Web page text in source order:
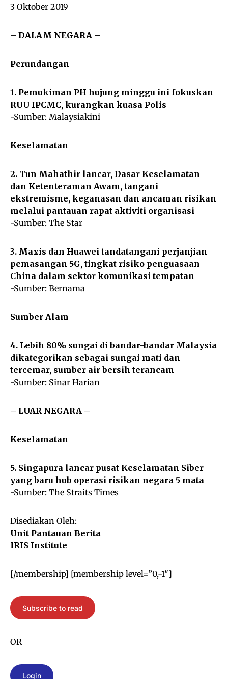
3 Oktober 2019
– DALAM NEGARA –
Perundangan
1. Pemukiman PH hujung minggu ini fokuskan
RUU IPCMC, kurangkan kuasa Polis
-Sumber: Malaysiakini
Keselamatan
2. Tun Mahathir lancar, Dasar Keselamatan
dan Ketenteraman Awam, tangani
ekstremisme, keganasan dan ancaman risikan
melalui pantauan rapat aktiviti organisasi
-Sumber: The Star
3. Maxis dan Huawei tandatangani perjanjian
pemasangan 5G, tingkat risiko penguasaan
China dalam sektor komunikasi tempatan
-Sumber: Bernama
Sumber Alam
4. Lebih 80% sungai di bandar-bandar Malaysia
dikategorikan sebagai sungai mati dan
tercemar, sumber air bersih terancam
-Sumber: Sinar Harian
– LUAR NEGARA –
Keselamatan
5. Singapura lancar pusat Keselamatan Siber
yang baru hub operasi risikan negara 5 mata
-Sumber: The Straits Times
Disediakan Oleh:
Unit Pantauan Berita
IRIS Institute
[/membership] [membership level=”0,-1″]
Subscribe to read
OR
Login